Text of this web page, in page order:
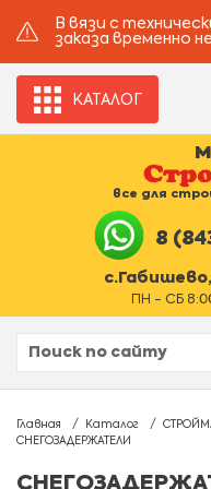
В вязи с
заказа временно
КАТАЛОГ
все для
8
ПН - СБ
Главная Каталог
СНЕГОЗАДЕРЖАТЕЛИ